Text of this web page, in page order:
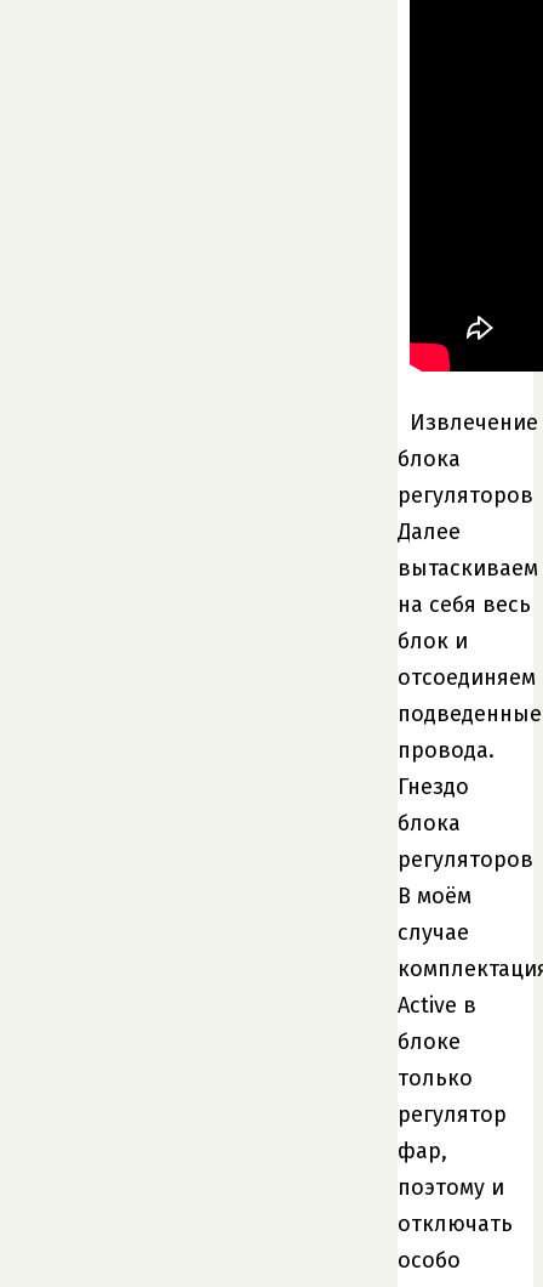
Извлечение
блока
регуляторов
Далее
вытаскиваем
на себя весь
блок и
отсоединяем
подведенные
провода.
Гнездо
блока
регуляторов
В моём
случае
Active в
блоке
только
регулятор
фар,
поэтому и
отключать
особо